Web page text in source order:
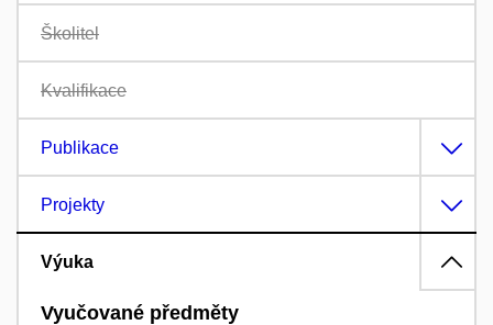
Školitel
Kvalifikace
Publikace
Projekty
Výuka
Vyučované předměty